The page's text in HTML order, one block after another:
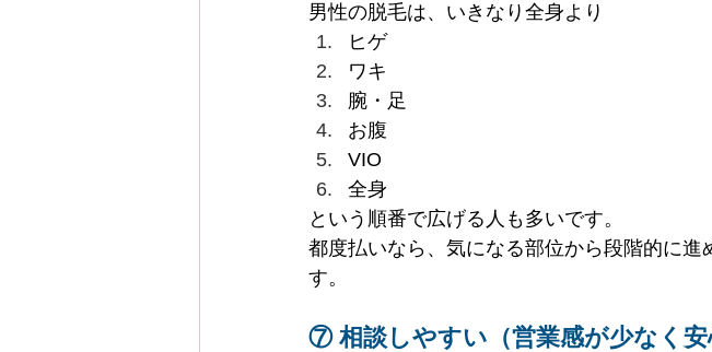
男性の脱毛は、いきなり全身より
ヒゲ
ワキ
腕・足
お腹
VIO
全身
という順番で広げる人も多いです。
都度払いなら、気になる部位から段階的に
す。
⑦ 相談しやすい（営業感が少なく安